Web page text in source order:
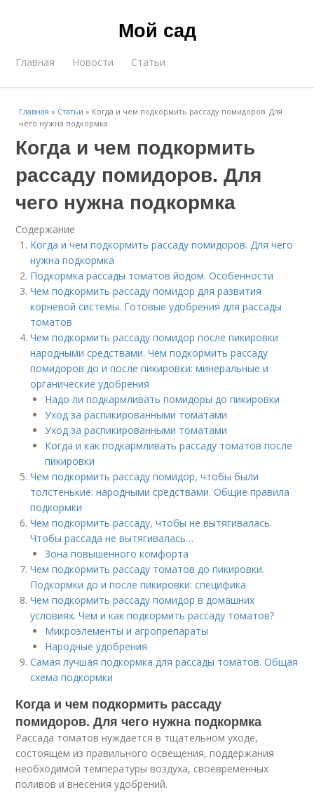
Мой сад
Главная Новости Статьи
Главная » Статьи » Когда и чем подкормить рассаду помидоров. Для
чего нужна подкормка
Когда и чем подкормить
рассаду помидоров. Для
чего нужна подкормка
Содержание
Когда и чем подкормить рассаду помидоров. Для чего
нужна подкормка
Подкормка рассады томатов йодом. Особенности
Чем подкормить рассаду помидор для развития
корневой системы. Готовые удобрения для рассады
томатов
Чем подкормить рассаду помидор после пикировки
народными средствами. Чем подкормить рассаду
помидоров до и после пикировки: минеральные и
органические удобрения
Надо ли подкармливать помидоры до пикировки
Уход за распикированными томатами
Уход за распикированными томатами
Когда и как подкармливать рассаду томатов после
пикировки
Чем подкормить рассаду помидор, чтобы были
толстенькие: народными средствами. Общие правила
подкормки
Чем подкормить рассаду, чтобы не вытягивалась.
Чтобы рассада не вытягивалась…
Зона повышенного комфорта
Чем подкормить рассаду томатов до пикировки.
Подкормки до и после пикировки: специфика
Чем подкормить рассаду помидор в домашних
условиях. Чем и как подкормить рассаду томатов?
Микроэлементы и агропрепараты
Народные удобрения
Самая лучшая подкормка для рассады томатов. Общая
схема подкормки
Когда и чем подкормить рассаду
помидоров. Для чего нужна подкормка
Рассада томатов нуждается в тщательном уходе,
состоящем из правильного освещения, поддержания
необходимой температуры воздуха, своевременных
поливов и внесения удобрений.